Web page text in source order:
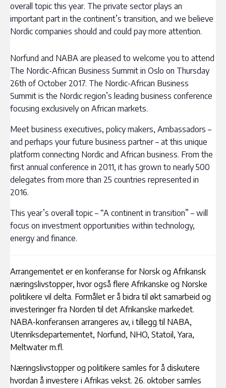
overall topic this year. The private sector plays an
important part in the continent’s transition, and we believe
Nordic companies should and could pay more attention.
Norfund and NABA are pleased to welcome you to attend
The Nordic-African Business Summit in Oslo on Thursday
26th of October 2017. The Nordic-African Business
Summit is the Nordic region’s leading business conference
focusing exclusively on African markets.
Meet business executives, policy makers, Ambassadors –
and perhaps your future business partner – at this unique
platform connecting Nordic and African business. From the
first annual conference in 2011, it has grown to nearly 500
delegates from more than 25 countries represented in
2016.
This year’s overall topic – “A continent in transition” – will
focus on investment opportunities within technology,
energy and finance.
Arrangementet er en konferanse for Norsk og Afrikansk
næringslivstopper, hvor også flere Afrikanske og Norske
politikere vil delta. Formålet er å bidra til økt samarbeid og
investeringer fra Norden til det Afrikanske markedet.
NABA-konferansen arrangeres av, i tillegg til NABA,
Utenriksdepartementet, Norfund, NHO, Statoil, Yara,
Meltwater m.fl.
Næringslivstopper og politikere samles for å diskutere
hvordan å investere i Afrikas vekst. 26. oktober samles